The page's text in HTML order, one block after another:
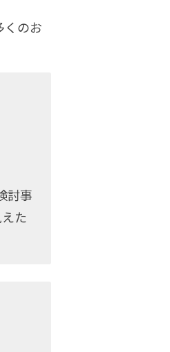
くのお
討事
た